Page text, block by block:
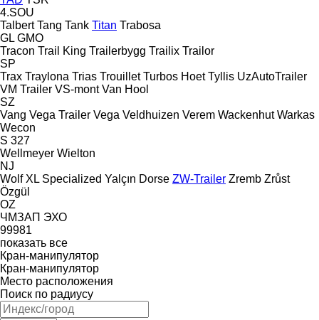
4.SOU
Talbert Tang Tank Titan Trabosa
GL GMO
Tracon Trail King Trailerbygg Trailix Trailor
SP
Trax Traylona Trias Trouillet Turbos Hoet Tyllis UzAutoTrailer
VM Trailer VS-mont Van Hool
SZ
Vang Vega Trailer Vega Veldhuizen Verem Wackenhut Warkas
Wecon
S 327
Wellmeyer Wielton
NJ
Wolf XL Specialized Yalçın Dorse ZW-Trailer Zremb Zrůst
Özgül
OZ
ЧМЗАП ЭХО
99981
показать все
Кран-манипулятор
Кран-манипулятор
Место расположения
Поиск по радиусу